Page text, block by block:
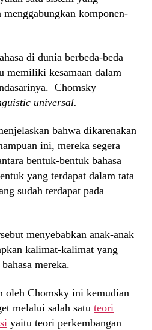
komponen-
di dunia berbeda-beda
memiliki kesamaan dalam
Chomsky
universal.
bahwa dikarenakan
ini, mereka segera
bentuk-bentuk bahasa
yang terdapat dalam tata
sudah terdapat pada
menyebabkan anak-anak
kalimat-kalimat yang
mereka.
oleh Chomsky ini kemudian
melalui salah satu teori
yaitu teori perkembangan